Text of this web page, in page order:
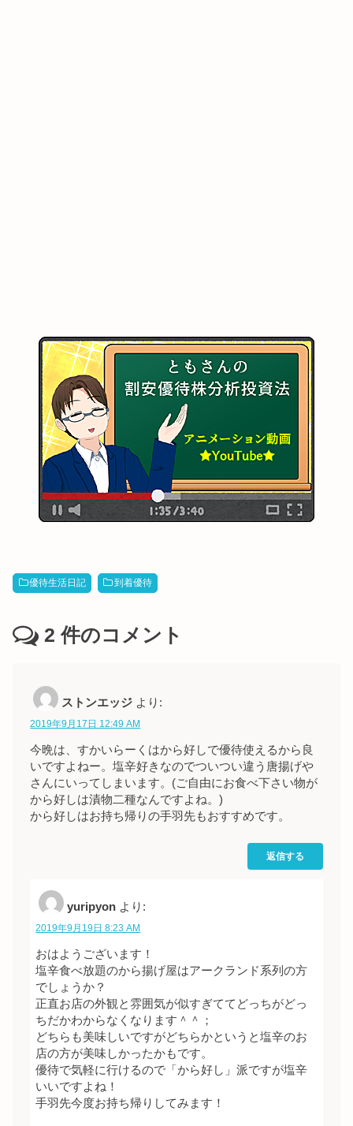
優待生活日記 到着優待
2 件のコメント
ストンエッジ より:
2019年9月17日 12:49 AM
今晩は、すかいらーくはから好しで優待使えるから良
いですよねー。塩辛好きなのでついつい違う唐揚げや
さんにいってしまいます。(ご自由にお食べ下さい物が
から好しは漬物二種なんですよね。)
から好しはお持ち帰りの手羽先もおすすめです。
返信する
yuripyon より:
2019年9月19日 8:23 AM
おはようございます！
塩辛食べ放題のから揚げ屋はアークランド系列の方
でしょうか？
正直お店の外観と雰囲気が似すぎててどっちがどっ
ちだかわからなくなります＾＾；
どちらも美味しいですがどちらかというと塩辛のお
店の方が美味しかったかもです。
優待で気軽に行けるので「から好し」派ですが塩辛
いいですよね！
手羽先今度お持ち帰りしてみます！